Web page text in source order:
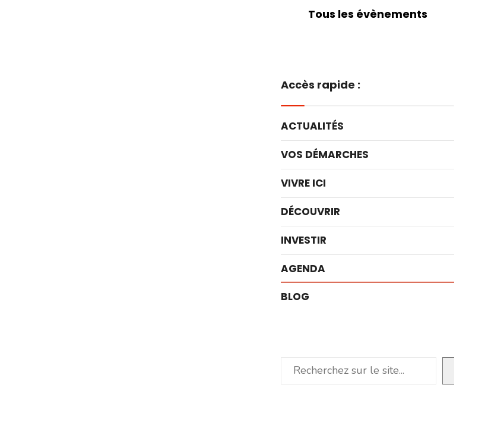
Tous les évènements
Accès rapide :
ACTUALITÉS
VOS DÉMARCHES
VIVRE ICI
DÉCOUVRIR
INVESTIR
AGENDA
BLOG
Rechercher